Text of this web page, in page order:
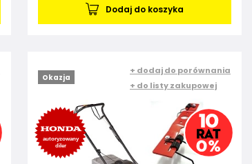
Dodaj do koszyka
Okazja
+ dodaj do porównania
+ do listy zakupowej